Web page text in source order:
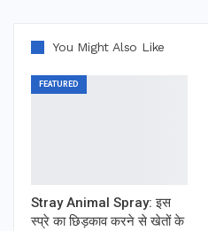
You Might Also Like
FEATURED
Stray Animal Spray: इस
स्प्रे का छिड़काव करने से खेतों के